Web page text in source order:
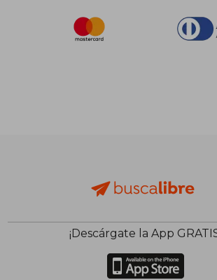
$ 55.92
¡Descárgate la App